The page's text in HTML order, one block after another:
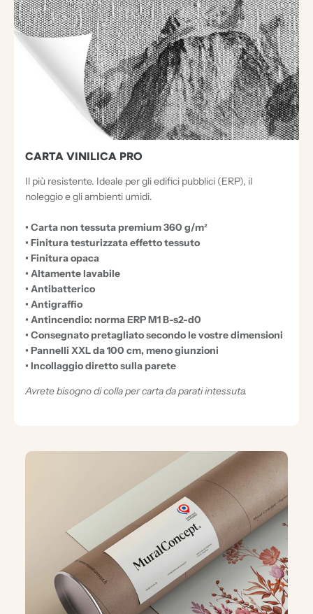
CARTA VINILICA PRO
Il più resistente. Ideale per gli edifici pubblici (ERP), il
noleggio e gli ambienti umidi.
• Carta non tessuta premium 360 g/m²
• Finitura testurizzata effetto tessuto
• Finitura opaca
• Altamente lavabile
• Antibatterico
• Antigraffio
• Antincendio: norma ERP M1 B-s2-d0
• Consegnato pretagliato secondo le vostre dimensioni
• Pannelli XXL da 100 cm, meno giunzioni
• Incollaggio diretto sulla parete
Avrete bisogno di colla per carta da parati intessuta.